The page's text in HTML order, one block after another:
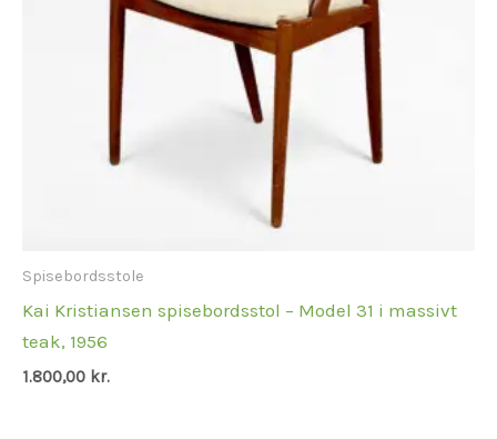
Spisebordsstole
Kai Kristiansen spisebordsstol – Model 31 i massivt
teak, 1956
1.800,00 kr.